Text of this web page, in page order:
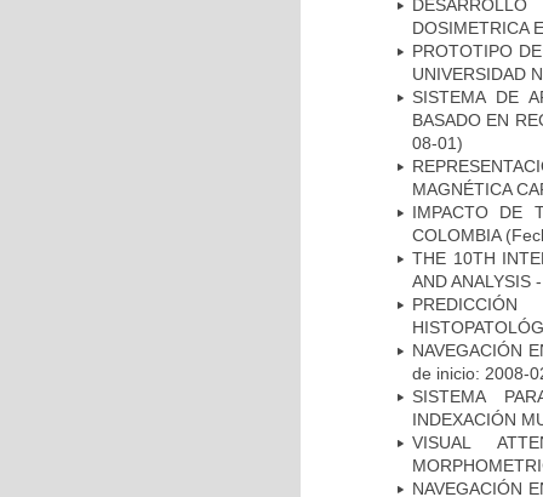
DOSIMETRICA
PROTOTIPO
UNIVERSIDAD
SISTEMA DE
BASADO EN
08-01)
MAGNÉTICA
IMPACTO DE
COLOMBIA
THE 10TH
AND ANALYSIS
NAVEGACIÓN
de inicio: 2008-
SISTEMA
INDEXACIÓN
VISUAL
NAVEGACIÓN